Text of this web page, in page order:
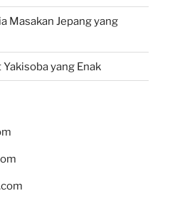
Masakan Jepang yang
yang Enak